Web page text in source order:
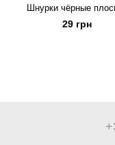
Шнурки чёрные
29 грн